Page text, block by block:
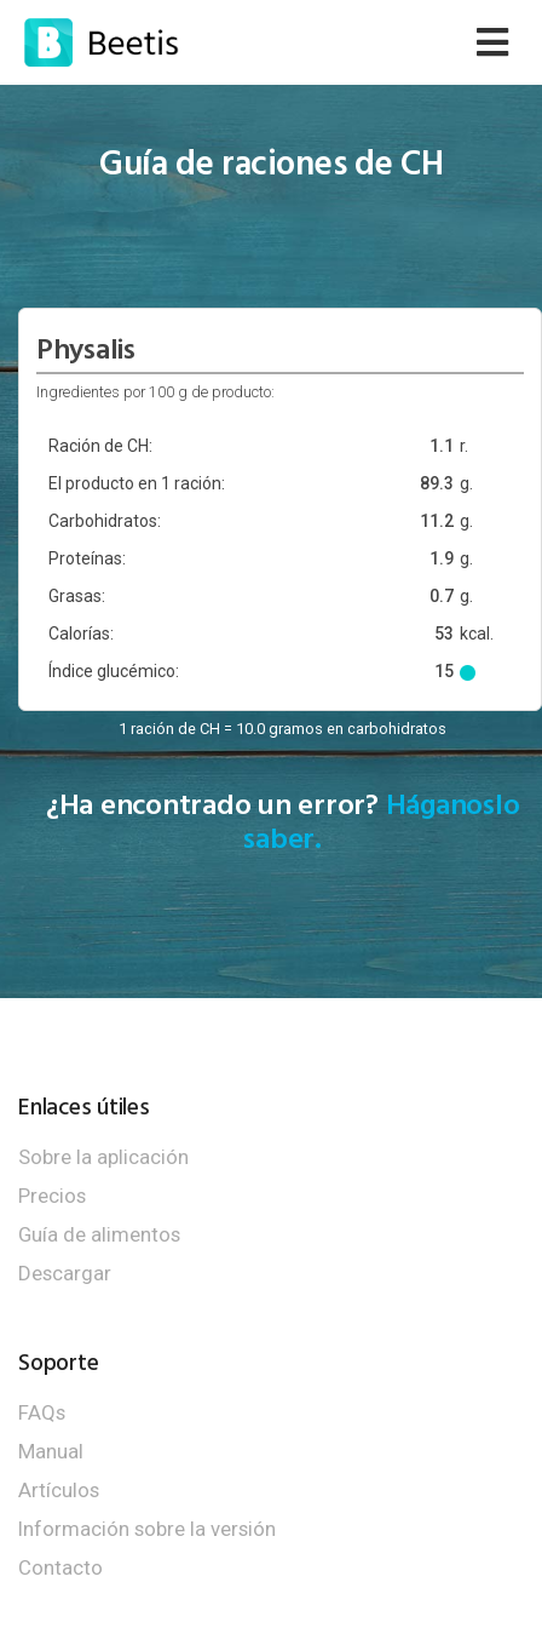
Guía de raciones de CH
Physalis
Ingredientes por 100 g de producto:
Ración de CH: r.
1.1
El producto en 1 ración:
g.
89.3
Carbohidratos:
g.
11.2
Proteínas:
g.
1.9
Grasas:
g.
0.7
Calorías:
kcal.
53
Índice glucémico:
15
1 ración de CH = 10.0 gramos en carbohidratos
¿Ha encontrado un error? Háganoslo
saber.
Enlaces útiles
Sobre la aplicación
Precios
Guía de alimentos
Descargar
Soporte
FAQs
Manual
Artículos
Información sobre la versión
Contacto